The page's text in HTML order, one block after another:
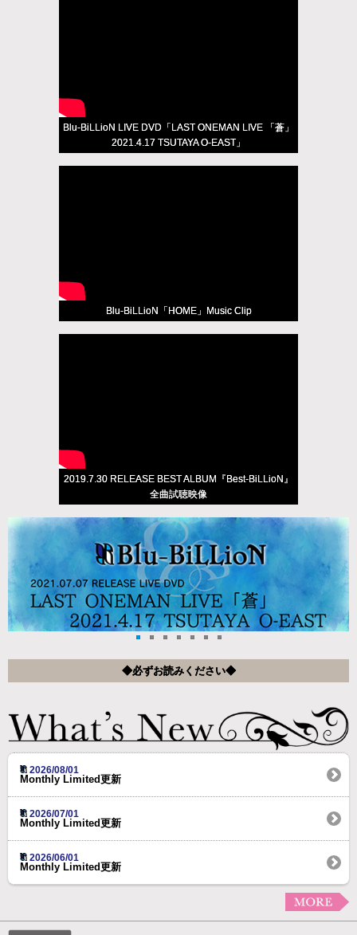
Blu-BiLLioN LIVE DVD「LAST ONEMAN LIVE 「蒼」
2021.4.17 TSUTAYA O-EAST」
Blu-BiLLioN「HOME」Music Clip
2019.7.30 RELEASE BEST ALBUM『Best-BiLLioN』
全曲試聴映像
◆必ずお読みください◆
2026/08/01
Monthly Limited更新
2026/07/01
Monthly Limited更新
2026/06/01
Monthly Limited更新